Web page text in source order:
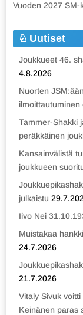
Vuoden 2027
Uutiset
Joukkueet 46.
4.8.2026
Nuorten
ilmoittautuminen
Tammer-Shakki
peräkkäinen
Kansainvälistä
joukkueen
julkaistu
Iivo Nei
Muistakaa
24.7.2026
21.7.2026
Vitaly Sivuk
Keinänen paras